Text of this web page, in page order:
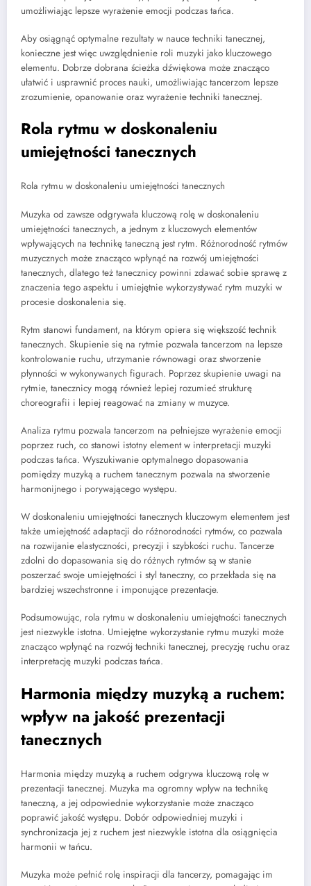
umożliwiając lepsze wyrażenie emocji podczas tańca.
Aby osiągnąć optymalne rezultaty w nauce techniki tanecznej,
konieczne jest więc uwzględnienie roli muzyki jako kluczowego
elementu. Dobrze dobrana ścieżka dźwiękowa może znacząco
ułatwić i usprawnić proces nauki, umożliwiając tancerzom lepsze
zrozumienie, opanowanie oraz wyrażenie techniki tanecznej.
Rola rytmu w doskonaleniu
umiejętności tanecznych
Rola rytmu w doskonaleniu umiejętności tanecznych
Muzyka od zawsze odgrywała kluczową rolę w doskonaleniu
umiejętności tanecznych, a jednym z kluczowych elementów
wpływających na technikę taneczną jest rytm. Różnorodność rytmów
muzycznych może znacząco wpłynąć na rozwój umiejętności
tanecznych, dlatego też tanecznicy powinni zdawać sobie sprawę z
znaczenia tego aspektu i umiejętnie wykorzystywać rytm muzyki w
procesie doskonalenia się.
Rytm stanowi fundament, na którym opiera się większość technik
tanecznych. Skupienie się na rytmie pozwala tancerzom na lepsze
kontrolowanie ruchu, utrzymanie równowagi oraz stworzenie
płynności w wykonywanych figurach. Poprzez skupienie uwagi na
rytmie, tanecznicy mogą również lepiej rozumieć strukturę
choreografii i lepiej reagować na zmiany w muzyce.
Analiza rytmu pozwala tancerzom na pełniejsze wyrażenie emocji
poprzez ruch, co stanowi istotny element w interpretacji muzyki
podczas tańca. Wyszukiwanie optymalnego dopasowania
pomiędzy muzyką a ruchem tanecznym pozwala na stworzenie
harmonijnego i porywającego występu.
W doskonaleniu umiejętności tanecznych kluczowym elementem jest
także umiejętność adaptacji do różnorodności rytmów, co pozwala
na rozwijanie elastyczności, precyzji i szybkości ruchu. Tancerze
zdolni do dopasowania się do różnych rytmów są w stanie
poszerzać swoje umiejętności i styl taneczny, co przekłada się na
bardziej wszechstronne i imponujące prezentacje.
Podsumowując, rola rytmu w doskonaleniu umiejętności tanecznych
jest niezwykle istotna. Umiejętne wykorzystanie rytmu muzyki może
znacząco wpłynąć na rozwój techniki tanecznej, precyzję ruchu oraz
interpretację muzyki podczas tańca.
Harmonia między muzyką a ruchem:
wpływ na jakość prezentacji
tanecznych
Harmonia między muzyką a ruchem odgrywa kluczową rolę w
prezentacji tanecznej. Muzyka ma ogromny wpływ na technikę
taneczną, a jej odpowiednie wykorzystanie może znacząco
poprawić jakość występu. Dobór odpowiedniej muzyki i
synchronizacja jej z ruchem jest niezwykle istotna dla osiągnięcia
harmonii w tańcu.
Muzyka może pełnić rolę inspiracji dla tancerzy, pomagając im